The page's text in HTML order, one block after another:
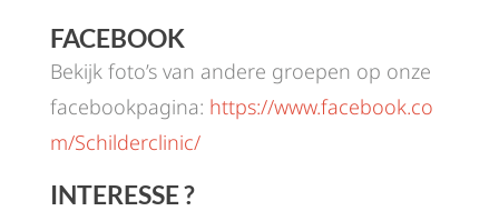
FACEBOOK
Bekijk foto’s van andere groepen op onze
facebookpagina: https://www.facebook.co
m/Schilderclinic/
INTERESSE ?